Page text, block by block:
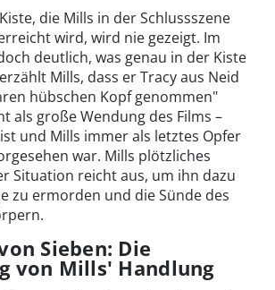
die Mills in der Schlussszene
wird, wird nie gezeigt. Im
deutlich, was genau in der Kiste
Mills, dass er Tracy aus Neid
hübschen Kopf genommen"
als große Wendung des Films –
und Mills immer als letztes Opfer
war. Mills plötzliches
Situation reicht aus, um ihn dazu
zu ermorden und die Sünde des
Sieben: Die
von Mills' Handlung